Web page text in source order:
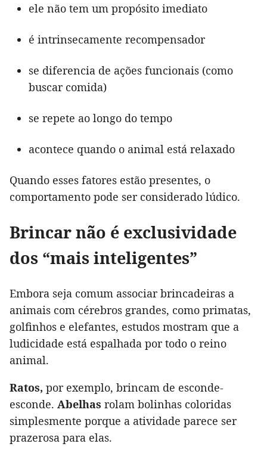
ele não tem um propósito imediato
é intrinsecamente recompensador
se diferencia de ações funcionais (como
buscar comida)
se repete ao longo do tempo
acontece quando o animal está relaxado
Quando esses fatores estão presentes, o
comportamento pode ser considerado lúdico.
Brincar não é exclusividade
dos “mais inteligentes”
Embora seja comum associar brincadeiras a
animais com cérebros grandes, como primatas,
golfinhos e elefantes, estudos mostram que a
ludicidade está espalhada por todo o reino
animal.
Ratos, por exemplo, brincam de esconde-
esconde. Abelhas rolam bolinhas coloridas
simplesmente porque a atividade parece ser
prazerosa para elas.